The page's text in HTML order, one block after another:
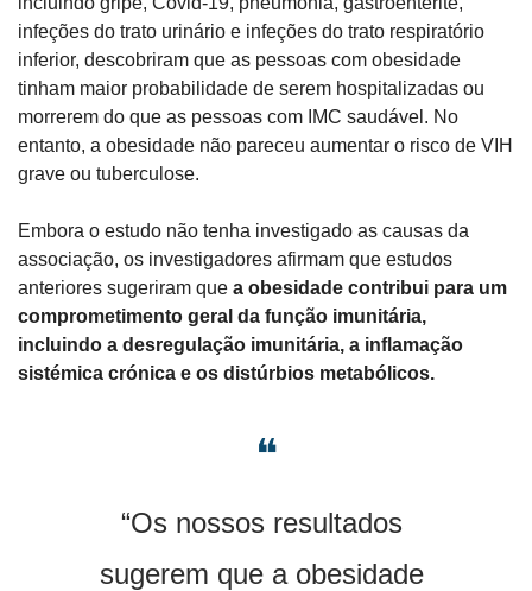
infeções do trato urinário e infeções do trato respiratório
inferior, descobriram que as pessoas com obesidade
tinham maior probabilidade de serem hospitalizadas ou
morrerem do que as pessoas com IMC saudável. No
entanto, a obesidade não pareceu aumentar o risco de VIH
grave ou tuberculose.
Embora o estudo não tenha investigado as causas da
associação, os investigadores afirmam que estudos
anteriores sugeriram que a obesidade contribui para um
comprometimento geral da função imunitária,
incluindo a desregulação imunitária, a inflamação
sistémica crónica e os distúrbios metabólicos.
❝
“Os nossos resultados
sugerem que a obesidade